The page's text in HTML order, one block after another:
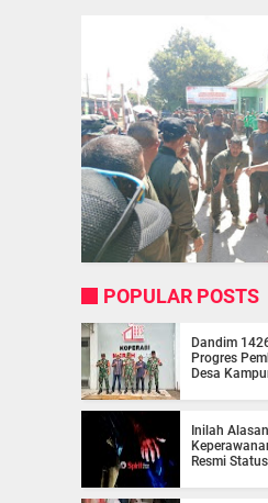
POPULAR POSTS
Dandim
Progres
Desa
Inilah
Resmi